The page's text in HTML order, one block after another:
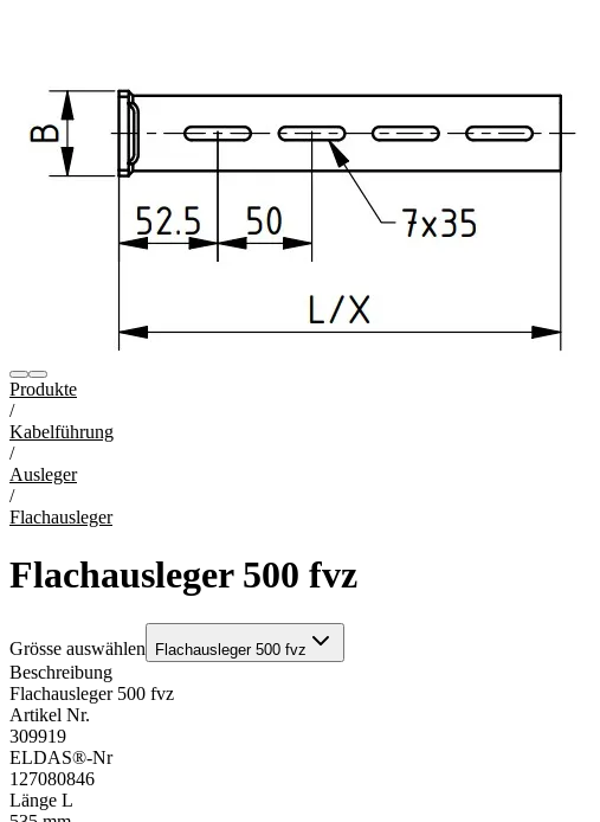
Produkte
/
Kabelführung
/
Ausleger
/
Flachausleger
Flachausleger 500 fvz
Grösse auswählen Flachausleger 500 fvz
Beschreibung
Flachausleger 500 fvz
Artikel Nr.
309919
ELDAS®-Nr
127080846
Länge L